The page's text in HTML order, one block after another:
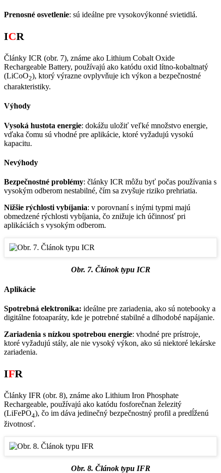
Prenosné osvetlenie: sú ideálne pre vysokovýkonné svietidlá.
ICR
Články ICR (obr. 7), známe ako Lithium Cobalt Oxide
Rechargeable Battery, používajú ako katódu oxid lítno-kobaltnatý
(LiCoO2), ktorý výrazne ovplyvňuje ich výkon a bezpečnostné
charakteristiky.
Výhody
Vysoká hustota energie: dokážu uložiť veľké množstvo energie,
vďaka čomu sú vhodné pre aplikácie, ktoré vyžadujú vysokú
kapacitu.
Nevýhody
Bezpečnostné problémy: články ICR môžu byť počas používania s
vysokým odberom nestabilné, čím sa zvyšuje riziko prehriatia.
Nižšie rýchlosti vybíjania: v porovnaní s inými typmi majú
obmedzené rýchlosti vybíjania, čo znižuje ich účinnosť pri
aplikáciách s vysokým odberom.
Obr. 7. Článok typu ICR
Aplikácie
Spotrebná elektronika: ideálne pre zariadenia, ako sú notebooky a
digitálne fotoaparáty, kde je potrebné stabilné a dlhodobé napájanie.
Zariadenia s nízkou spotrebou energie: vhodné pre prístroje,
ktoré vyžadujú stály, ale nie vysoký výkon, ako sú niektoré lekárske
zariadenia.
IFR
Články IFR (obr. 8), známe ako Lithium Iron Phosphate
Rechargeable, používajú ako katódu fosforečnan železitý
(LiFePO4), čo im dáva jedinečný bezpečnostný profil a predĺženú
životnosť.
Obr. 8. Článok typu IFR